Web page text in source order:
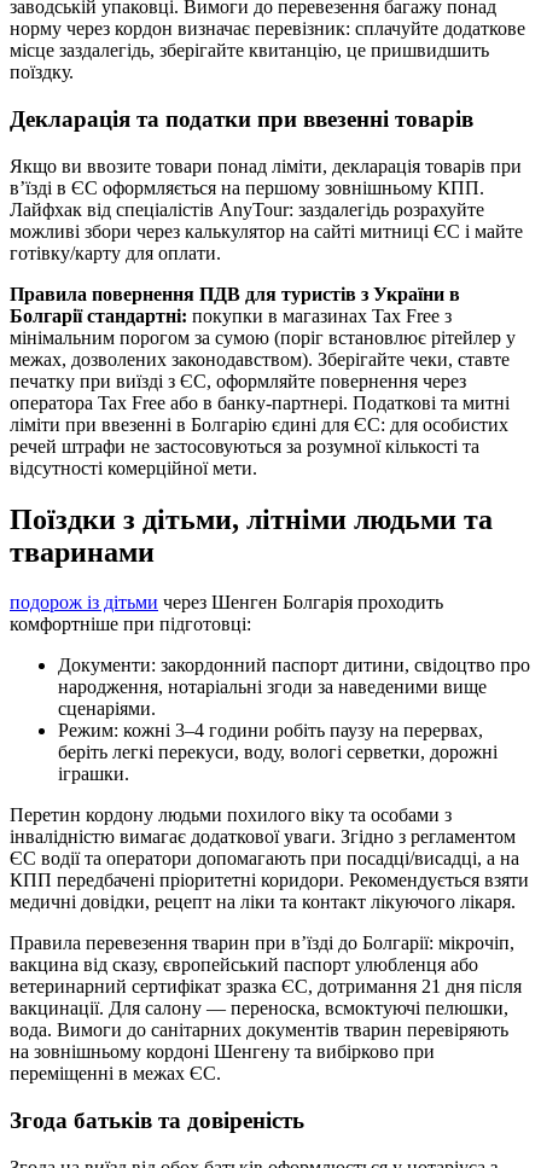
заводській упаковці. Вимоги до перевезення багажу понад
норму через кордон визначає перевізник: сплачуйте додаткове
місце заздалегідь, зберігайте квитанцію, це пришвидшить
поїздку.
Декларація та податки при ввезенні товарів
Якщо ви ввозите товари понад ліміти, декларація товарів при
в’їзді в ЄС оформляється на першому зовнішньому КПП.
Лайфхак від спеціалістів AnyTour: заздалегідь розрахуйте
можливі збори через калькулятор на сайті митниці ЄС і майте
готівку/карту для оплати.
Правила повернення ПДВ для туристів з України в
Болгарії стандартні: покупки в магазинах Tax Free з
мінімальним порогом за сумою (поріг встановлює рітейлер у
межах, дозволених законодавством). Зберігайте чеки, ставте
печатку при виїзді з ЄС, оформляйте повернення через
оператора Tax Free або в банку‑партнері. Податкові та митні
ліміти при ввезенні в Болгарію єдині для ЄС: для особистих
речей штрафи не застосовуються за розумної кількості та
відсутності комерційної мети.
Поїздки з дітьми, літніми людьми та
тваринами
подорож із дітьми через Шенген Болгарія проходить
комфортніше при підготовці:
Документи: закордонний паспорт дитини, свідоцтво про
народження, нотаріальні згоди за наведеними вище
сценаріями.
Режим: кожні 3–4 години робіть паузу на перервах,
беріть легкі перекуси, воду, вологі серветки, дорожні
іграшки.
Перетин кордону людьми похилого віку та особами з
інвалідністю вимагає додаткової уваги. Згідно з регламентом
ЄС водії та оператори допомагають при посадці/висадці, а на
КПП передбачені пріоритетні коридори. Рекомендується взяти
медичні довідки, рецепт на ліки та контакт лікуючого лікаря.
Правила перевезення тварин при в’їзді до Болгарії: мікрочіп,
вакцина від сказу, європейський паспорт улюбленця або
ветеринарний сертифікат зразка ЄС, дотримання 21 дня після
вакцинації. Для салону — переноска, всмоктуючі пелюшки,
вода. Вимоги до санітарних документів тварин перевіряють
на зовнішньому кордоні Шенгену та вибірково при
переміщенні в межах ЄС.
Згода батьків та довіреність